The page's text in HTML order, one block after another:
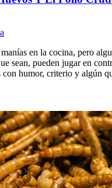
en la cocina, pero
sean, pueden jugar en
con humor, criterio y algún